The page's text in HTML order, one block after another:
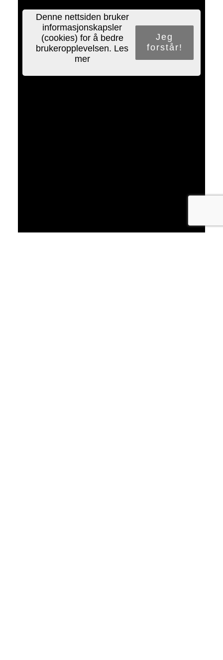
Denne nettsiden bruker
informasjonskapsler
(cookies) for å bedre
brukeropplevelsen. Les
mer
Jeg
forstår!